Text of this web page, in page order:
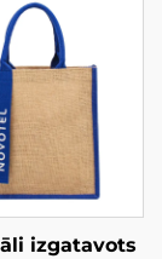
krāsu
ielas
izgatavots